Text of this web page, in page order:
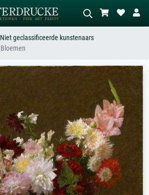
weide, abstract met veel rood, donker
olieverfschilderij, staand naakt naast
een boom.
Niet geclassificeerde kunstenaars
Bloemen